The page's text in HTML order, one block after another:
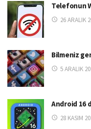
Telefonun
26 ARALIK
Bilmeniz
5 ARALIK
Android 16
28 KASIM